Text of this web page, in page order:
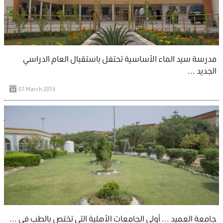
مدرسة سيد الماء الأساسية تحتفل باستقبال العام الدراسي
الجديد ...
07 March 2015
جامعة العميد ... أولى الجامعات الأهلية التي تختص بالطب في ...